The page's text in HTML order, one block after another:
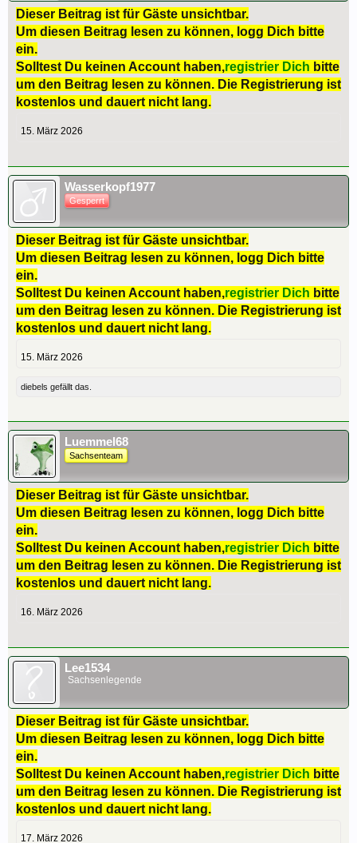
Dieser Beitrag ist für Gäste unsichtbar.
Um diesen Beitrag lesen zu können, logg Dich bitte
ein.
Solltest Du keinen Account haben,registrier Dich bitte
um den Beitrag lesen zu können. Die Registrierung ist
kostenlos und dauert nicht lang.
15. März 2026
Wasserkopf1977
Gesperrt
Dieser Beitrag ist für Gäste unsichtbar.
Um diesen Beitrag lesen zu können, logg Dich bitte
ein.
Solltest Du keinen Account haben,registrier Dich bitte
um den Beitrag lesen zu können. Die Registrierung ist
kostenlos und dauert nicht lang.
15. März 2026
diebels gefällt das.
Luemmel68
Sachsenteam
Dieser Beitrag ist für Gäste unsichtbar.
Um diesen Beitrag lesen zu können, logg Dich bitte
ein.
Solltest Du keinen Account haben,registrier Dich bitte
um den Beitrag lesen zu können. Die Registrierung ist
kostenlos und dauert nicht lang.
16. März 2026
Lee1534
Sachsenlegende
Dieser Beitrag ist für Gäste unsichtbar.
Um diesen Beitrag lesen zu können, logg Dich bitte
ein.
Solltest Du keinen Account haben,registrier Dich bitte
um den Beitrag lesen zu können. Die Registrierung ist
kostenlos und dauert nicht lang.
17. März 2026